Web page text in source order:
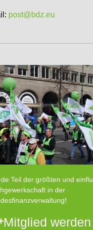
post@bdz.eu
Teil der größten und
in der
Mitglied werden